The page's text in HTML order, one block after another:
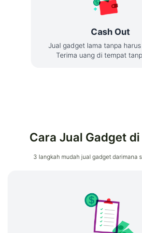
Cash Out
Jual gadget lama tanpa
Terima uang di tempat
Cara Jual Gadget
3 langkah mudah jual gadget darimana